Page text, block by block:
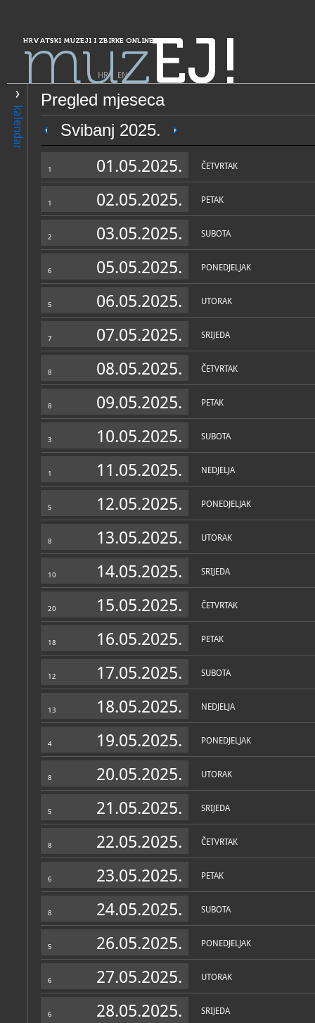
HRVATSKI MUZEJI I ZBIRKE ONLINE
muzEJ!
HR| EN
kalendar
Pregled mjeseca
Svibanj 2025.
1 01.05.2025. ČETVRTAK
1 02.05.2025. PETAK
2 03.05.2025. SUBOTA
6 05.05.2025. PONEDJELJAK
5 06.05.2025. UTORAK
7 07.05.2025. SRIJEDA
8 08.05.2025. ČETVRTAK
8 09.05.2025. PETAK
3 10.05.2025. SUBOTA
1 11.05.2025. NEDJELJA
5 12.05.2025. PONEDJELJAK
8 13.05.2025. UTORAK
10 14.05.2025. SRIJEDA
20 15.05.2025. ČETVRTAK
18 16.05.2025. PETAK
12 17.05.2025. SUBOTA
13 18.05.2025. NEDJELJA
4 19.05.2025. PONEDJELJAK
8 20.05.2025. UTORAK
5 21.05.2025. SRIJEDA
8 22.05.2025. ČETVRTAK
6 23.05.2025. PETAK
8 24.05.2025. SUBOTA
5 26.05.2025. PONEDJELJAK
6 27.05.2025. UTORAK
6 28.05.2025. SRIJEDA
PRETRAŽIVANJE
Grad Zagreb
Muzej grada Zagreba -
prostor Bele i Miroslava
OPĆI PODACI
Muzej
Miroslava Krleže: stilski
predmete umjetničkog
Miroslav i Bela Krleža
Bela i Miroslav Krleža
prema nacrtima
U prostoru stana
salon (tzv. Žuti salon),
radna soba i Krležina
vlasnika. Namjena
knjige, darovi poznatih
Belin mali salon bio je
osobe, dok je njezina
Krležina radna soba
mogućnošću izlaska na
veliki radni stol s
garnitura za primanje
I. Lacković-Croata, M.
i portreti Bele i Miroslava
Nigerije Titov je dar Beli.
Ugrađeni drveni ormari
život Miroslava i Bele
U kuhinji su sačuvani
smješteno računalo na
podaci o bračnom paru
Miroslav Krleža (1893. -
hrvatskih pisaca 20. st.,
drama, pjesama, novela
1950. g. Krleža je bio na
1919. i proveo 62
uloge.
U trideset godina
roman
Bela Krleža (1896. -
Zbirke
OSTALE ZBIRKE
Memorijalni